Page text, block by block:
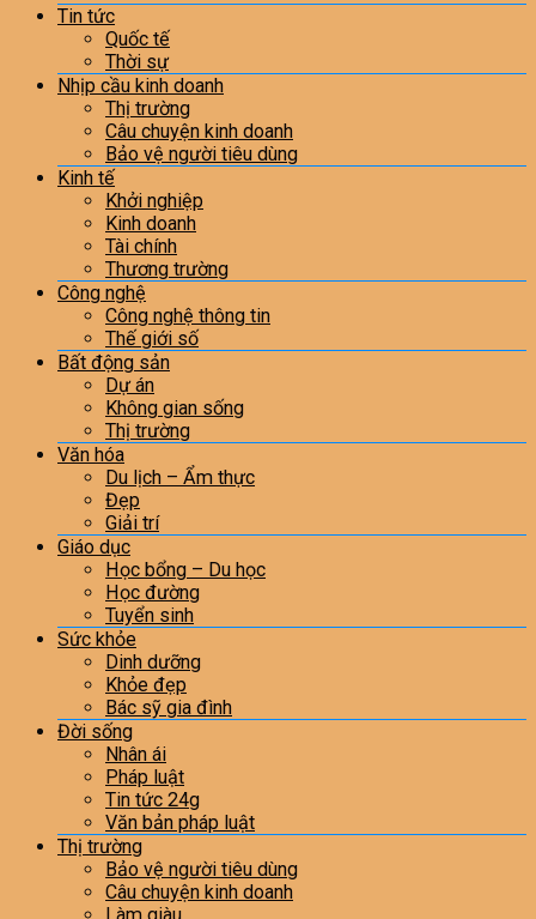
Tin tức
Quốc tế
Thời sự
Nhịp cầu kinh doanh
Thị trường
Câu chuyện kinh doanh
Bảo vệ người tiêu dùng
Kinh tế
Khởi nghiệp
Kinh doanh
Tài chính
Thương trường
Công nghệ
Công nghệ thông tin
Thế giới số
Bất động sản
Dự án
Không gian sống
Thị trường
Văn hóa
Du lịch – Ẩm thực
Đẹp
Giải trí
Giáo dục
Học bổng – Du học
Học đường
Tuyển sinh
Sức khỏe
Dinh dưỡng
Khỏe đẹp
Bác sỹ gia đình
Đời sống
Nhân ái
Pháp luật
Tin tức 24g
Văn bản pháp luật
Thị trường
Bảo vệ người tiêu dùng
Câu chuyện kinh doanh
Làm giàu